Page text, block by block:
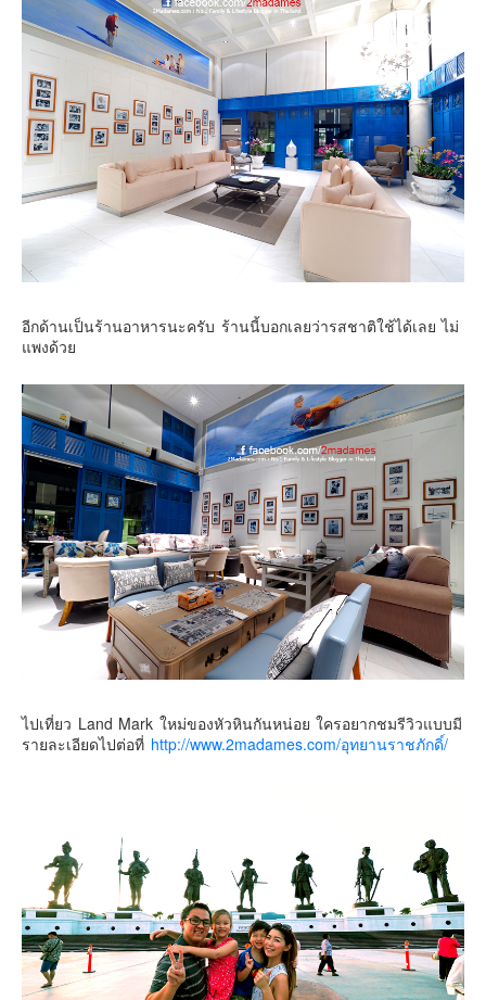
อีกด้านเป็นร้านอาหารนะครับ ร้านนี้บอกเลยว่ารสชาติใช้ได้เลย ไม่
แพงด้วย
ไปเที่ยว Land Mark ใหม่ของหัวหินกันหน่อย ใครอยากชมรีวิวแบบมี
รายละเอียดไปต่อที่ http://www.2madames.com/อุทยานราชภักดิ์/